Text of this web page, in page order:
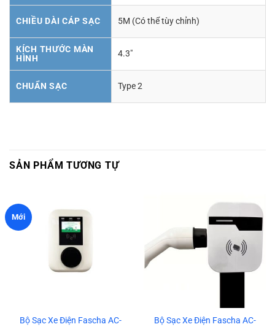
CHIỀU DÀI CÁP SẠC 5M (Có thể tùy chỉnh)
KÍCH THƯỚC MÀN
HÌNH
4.3"
CHUẨN SẠC Type 2
SẢN PHẨM TƯƠNG TỰ
Mới
Bộ Sạc Xe Điện Fascha AC-
Bộ Sạc Xe Điện Fascha AC-